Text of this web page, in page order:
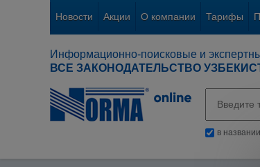
Новости Акции О компании Тарифы
Информационно-поисковые и
ВСЕ ЗАКОНОДАТЕЛЬСТВО
в названии